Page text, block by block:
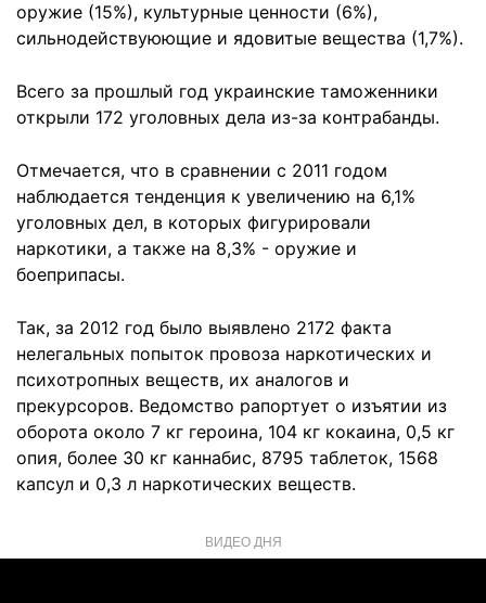
оружие (15%), культурные ценности (6%),
сильнодействуюющие и ядовитые вещества (1,7%).
Всего за прошлый год украинские таможенники
открыли 172 уголовных дела из-за контрабанды.
Отмечается, что в сравнении с 2011 годом
наблюдается тенденция к увеличению на 6,1%
уголовных дел, в которых фигурировали
наркотики, а также на 8,3% - оружие и
боеприпасы.
Так, за 2012 год было выявлено 2172 факта
нелегальных попыток провоза наркотических и
психотропных веществ, их аналогов и
прекурсоров. Ведомство рапортует о изъятии из
оборота около 7 кг героина, 104 кг кокаина, 0,5 кг
опия, более 30 кг каннабис, 8795 таблеток, 1568
капсул и 0,3 л наркотических веществ.
ВИДЕО ДНЯ